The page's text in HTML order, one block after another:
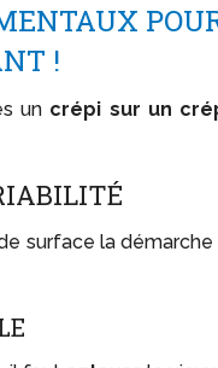
!
un crépi sur un
surface la